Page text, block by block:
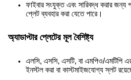
ফাইবার সংযুক্ত এবং সারিবদ্ধ করার জন্য
প্লেট ব্যবহার করা যেতে পারে।
অ্যাডাপ্টার প্লেটের মূল বৈশিষ্ট্য
এলসি, এসসি, এসটি, বা এমপিও/এমটিপি
ইনস্টল করা বা কাস্টমাইজযোগ্য স্লট